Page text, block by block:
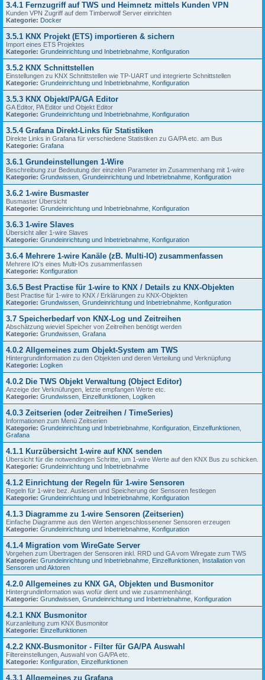
3.4.1 Fernzugriff auf TWS und Heimnetz mittels Kunden VPN
Kunden VPN Zugriff auf dem Timberwolf Server einrichten
Kategorie: Docker
3.5.1 KNX Projekt (ETS) importieren & sichern
Import eines ETS Projektes
Kategorie: Grundeinrichtung und Inbetriebnahme Konfiguration
3.5.2 KNX Schnittstellen
Einstellungen zu KNX Schnittstellen wie TP-UART und integrierte Schnittstellen
Kategorie: Grundeinrichtung und Inbetriebnahme Konfiguration
3.5.3 KNX Objekt/PA/GA Editor
GA Editor, PA Editor und Objekt Editor
Kategorie: Grundeinrichtung und Inbetriebnahme Konfiguration
3.5.4 Grafana Direkt-Links für Statistiken
Direkte Links in Grafana für verschiedene Statistiken zu GA/PA etc. am Bus
Kategorie: Grafana
3.6.1 Grundeinstellungen 1-Wire
Beschreibung zur Bedeutung der einzelen Parameter im Zusammenhang mit 1-wire
Kategorie: Grundwissen Grundeinrichtung und Inbetriebnahme Konfiguration
3.6.2 1-wire Busmaster
Busmaster Übersicht
Kategorie: Grundeinrichtung und Inbetriebnahme Konfiguration
3.6.3 1-wire Slaves
Übersicht aller 1-wire Slaves
Kategorie: Grundeinrichtung und Inbetriebnahme Konfiguration
3.6.4 Mehrere 1-wire Kanäle (zB. Multi-IO) zusammenfassen
Mehrere IO's eines Multi-IOs zusammenfassen
Kategorie: Konfiguration
3.6.5 Best Practise für 1-wire to KNX / Details zu KNX-Objekten
Best Practise für 1-wire to KNX / Erklärungen zu KNX-Objekten
Kategorie: Grundwissen Grundeinrichtung und Inbetriebnahme Konfiguration
3.7 Speicherbedarf von KNX-Log und Zeitreihen
Abschätzung wieviel Speicher von Zeitreihen benötigt werden
Kategorie: Grundwissen Grafana
4.0.2 Allgemeines zum Objekt-System am TWS
Hintergrundinformation zu den Objekten und deren Verteilung und Verknüpfung
Kategorie: Logiken
4.0.2 Die TWS Objekt Verwaltung (Object Editor)
Anzeige der Verknüfungen, letzte empfangen Werte etc.
Kategorie: Grundwissen Einzelfunktionen Logiken
4.0.3 Zeitserien (oder Zeitreihen / TimeSeries)
Informationen zum Menü Zeitserien
Kategorie: Grundeinrichtung und Inbetriebnahme Konfiguration Einzelfunktionen
Grafana
4.1.1 Kurzübersicht 1-wire auf KNX senden
Übersicht für die notwendingen Schritte, um 1-wire Werte auf den KNX Bus zu schicken.
Kategorie: Grundeinrichtung und Inbetriebnahme
4.1.2 Einrichtung der Regeln für 1-wire Sensoren
Regeln für 1-wire bez. Auslesen und Speicherung der Sensoren festlegen
Kategorie: Grundeinrichtung und Inbetriebnahme Konfiguration
4.1.3 Diagramme zu 1-wire Sensoren (Zeitserien)
Einfache Diagramme aus den Werten angeschlossenener Sensoren erzeugen
Kategorie: Grundeinrichtung und Inbetriebnahme Konfiguration
4.1.4 Migration vom WireGate Server
Vorgehen zum Übertragen der Sensoren inkl. RRD und GA vom Wiregate zum TWS
Kategorie: Grundeinrichtung und Inbetriebnahme Einzelfunktionen Installation von
Sensoren und Aktoren
4.2.0 Allgemeines zu KNX GA, Objekten und Busmonitor
Hintergrundinformation was wofür dient und wie zusammenhängt.
Kategorie: Grundwissen Grundeinrichtung und Inbetriebnahme Konfiguration
4.2.1 KNX Busmonitor
Kurzanleitung zum KNX Busmonitor
Kategorie: Einzelfunktionen
4.2.2 KNX-Busmonitor - Filter für GA/PA Auswahl
Filtereinstellungen, Auswahl von GA/PA etc.
Kategorie: Konfiguration Einzelfunktionen
4.3.1 Allgemeines zu Grafana